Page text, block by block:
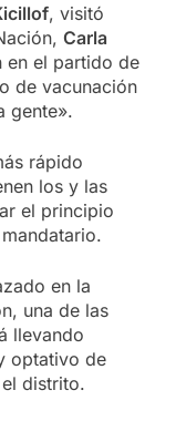
, visitó
Carla
en el partido de
de vacunación
gente».
rápido
los y las
el principio
en la
una de las
llevando
optativo de
distrito.